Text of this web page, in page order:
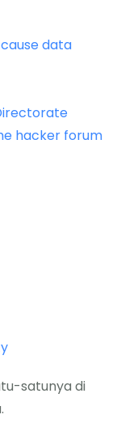
data
hacker forum
satunya di